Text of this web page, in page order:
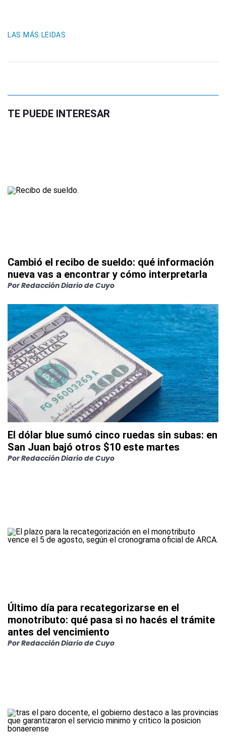
LAS MÁS LEIDAS
TE PUEDE INTERESAR
Cambió el recibo de sueldo: qué información
nueva vas a encontrar y cómo interpretarla
PorRedacción Diario de Cuyo
El dólar blue sumó cinco ruedas sin subas: en
San Juan bajó otros $10 este martes
PorRedacción Diario de Cuyo
Último día para recategorizarse en el
monotributo: qué pasa si no hacés el trámite
antes del vencimiento
PorRedacción Diario de Cuyo